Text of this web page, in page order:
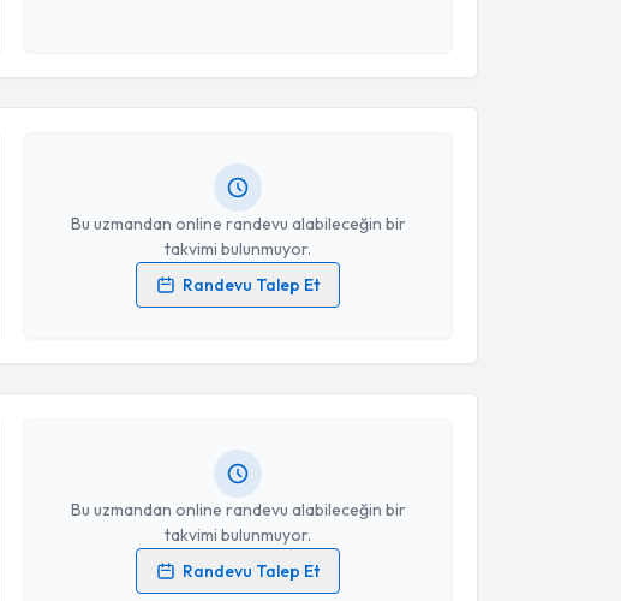
Bu uzmandan online randevu alabileceğin bir
takvimi bulunmuyor.
Randevu Talep Et
Kişisel verilerimin işlenmesine ilişkinAydınlatma Metni
Bu uzmandan online randevu alabileceğin bir
takvimi bulunmuyor.
Randevu Talep Et
Randevu Takvimi Talebi
Kişisel verilerimin işlenmesine ilişkinAydınlatma Metni